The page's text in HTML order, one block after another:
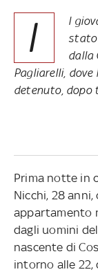
I
l
stato
dalla
Pagliarelli,
detenuto, dopo
Prima notte in
Nicchi, 28
appartamento
dagli uomini
nascente di
intorno alle 22,